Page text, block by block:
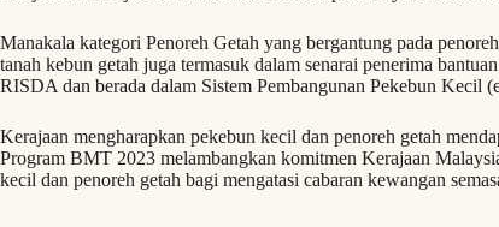
Manakala kategori Penoreh Getah yang bergantung pada
tanah kebun getah juga termasuk dalam senarai penerima
RISDA dan berada dalam Sistem Pembangunan Pekebun Kecil
Kerajaan mengharapkan pekebun kecil dan penoreh getah
Program BMT 2023 melambangkan komitmen Kerajaan
kecil dan penoreh getah bagi mengatasi cabaran kewangan